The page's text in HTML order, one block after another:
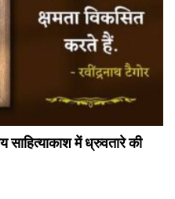
साहित्याकाश में ध्रुवतारे की